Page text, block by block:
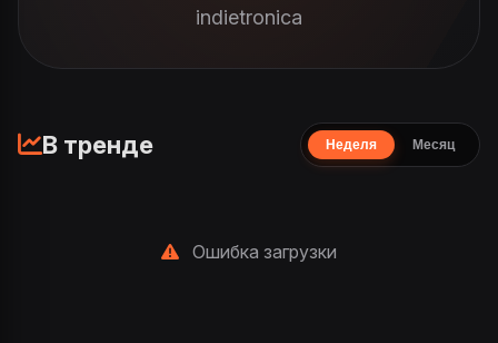
indietronica
В тренде Неделя Месяц
Ошибка загрузки